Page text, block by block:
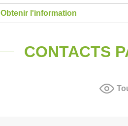
Obtenir l'information
CONTACTS